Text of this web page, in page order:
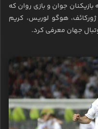
جوان و بازی روان که
هوگو لوریس، کریم
جهان معرفی کرد.